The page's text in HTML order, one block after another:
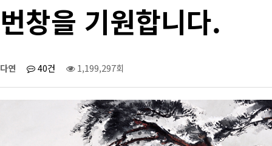
번창을 기원합니다.
다연 40건 1,199,297회